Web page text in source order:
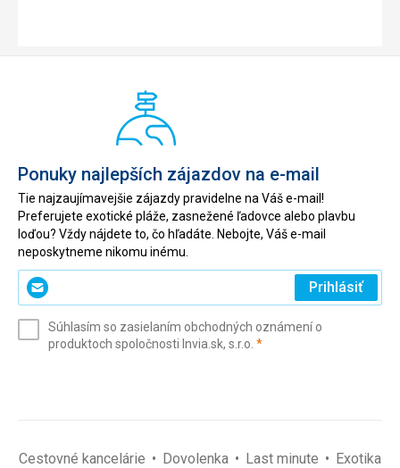
Ponuky najlepších zájazdov na e-mail
Tie najzaujímavejšie zájazdy pravidelne na Váš e-mail!
Preferujete exotické pláže, zasnežené ľadovce alebo plavbu
loďou? Vždy nájdete to, čo hľadáte. Nebojte, Váš e-mail
neposkytneme nikomu inému.
Zadajte
svoj
(povinné)
Prihlásiť
Súhlasím so zasielaním obchodných oznámení o
produktoch spoločnosti Invia.sk, s.r.o. *(povinné)
Cestovné kancelárie Dovolenka Last minute
Exotika